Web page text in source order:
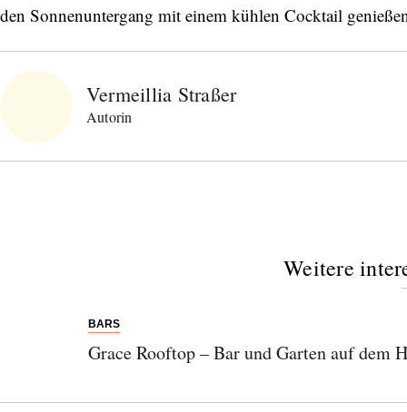
den Sonnenuntergang mit einem kühlen Cocktail
Vermeillia Straßer
Autorin
Weitere
BARS
Grace Rooftop – Bar und Garten auf dem